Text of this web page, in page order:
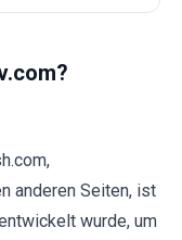
anderen Seiten, ist
wurde, um